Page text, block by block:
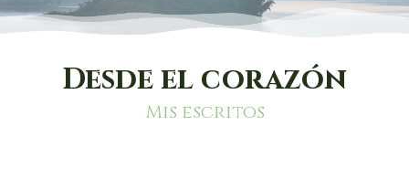
Desde el corazón
Mis escritos